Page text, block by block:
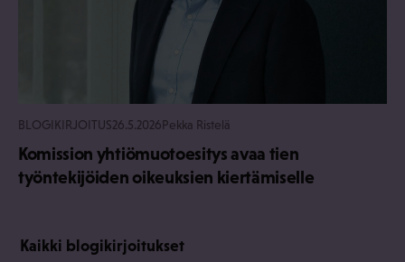
BLOGIKIRJOITUS26.5.2026Pekka Ristelä
Komission yhtiömuotoesitys avaa tien
työntekijöiden oikeuksien kiertämiselle
Kaikki blogikirjoitukset